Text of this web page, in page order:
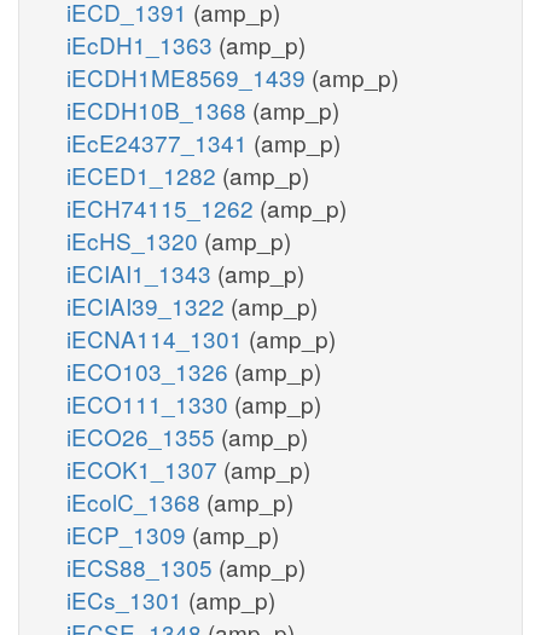
iECD_1391 (amp_p)
iEcDH1_1363 (amp_p)
iECDH1ME8569_1439 (amp_p)
iECDH10B_1368 (amp_p)
iEcE24377_1341 (amp_p)
iECED1_1282 (amp_p)
iECH74115_1262 (amp_p)
iEcHS_1320 (amp_p)
iECIAI1_1343 (amp_p)
iECIAI39_1322 (amp_p)
iECNA114_1301 (amp_p)
iECO103_1326 (amp_p)
iECO111_1330 (amp_p)
iECO26_1355 (amp_p)
iECOK1_1307 (amp_p)
iEcolC_1368 (amp_p)
iECP_1309 (amp_p)
iECS88_1305 (amp_p)
iECs_1301 (amp_p)